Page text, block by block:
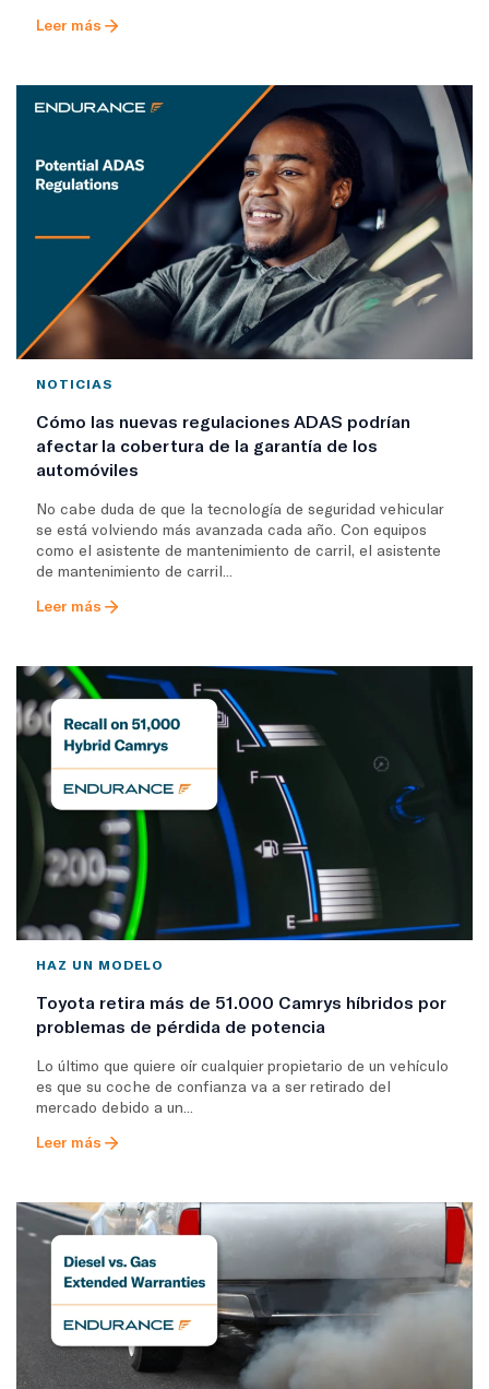
Leer más
NOTICIAS
Cómo las nuevas regulaciones ADAS podrían
afectar la cobertura de la garantía de los
automóviles
No cabe duda de que la tecnología de seguridad vehicular
se está volviendo más avanzada cada año. Con equipos
como el asistente de mantenimiento de carril, el asistente
de mantenimiento de carril...
Leer más
HAZ UN MODELO
Toyota retira más de 51.000 Camrys híbridos por
problemas de pérdida de potencia
Lo último que quiere oír cualquier propietario de un vehículo
es que su coche de confianza va a ser retirado del
mercado debido a un...
Leer más